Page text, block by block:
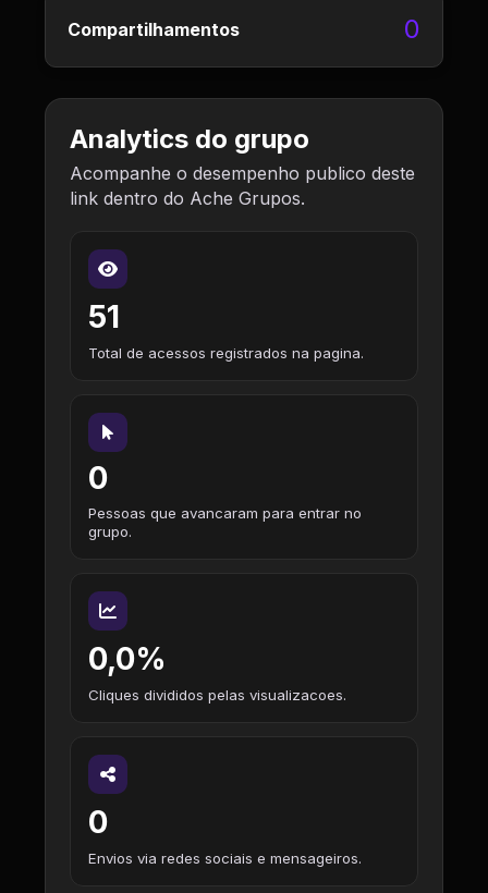
Compartilhamentos 0
Analytics do grupo
Acompanhe o desempenho publico deste
link dentro do Ache Grupos.
51
Total de acessos registrados na pagina.
0
Pessoas que avancaram para entrar no
grupo.
0,0%
Cliques divididos pelas visualizacoes.
0
Envios via redes sociais e mensageiros.